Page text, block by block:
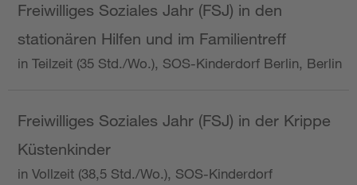
Freiwilliges Soziales Jahr (FSJ) in den
stationären Hilfen und im Familientreff
in Teilzeit (35 Std./Wo.), SOS-Kinderdorf Berlin, Berlin
Freiwilliges Soziales Jahr (FSJ) in der Krippe
Küstenkinder
in Vollzeit (38,5 Std./Wo.), SOS-Kinderdorf